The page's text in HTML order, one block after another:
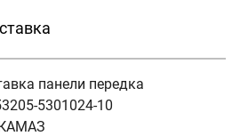
панели передка
5301024-10